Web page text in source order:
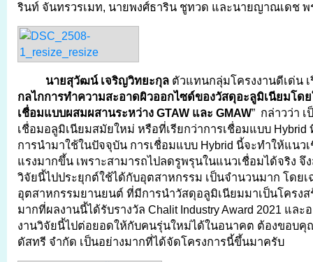
รินท์ จันทรวรเมท, นายพงศ์ธาริน ชูทวด และนายญาณเดช พ
นายสุวัฒน์ เจริญวิทยะกุล ตัวแทนกลุ่มโครงงานดีเด่น
กลไกการทำความสะอาดผิวออกไซด์ของวัสดุอะลูมิเนียมโด
เชื่อมแบบผสมผสานระหว่าง GTAW และ GMAW” กล่าวว่า
เชื่อมอลูมิเนียมสมัยใหม่ หรือที่เรียกว่าการเชื่อมแบบ Hybrid
การนำมาใช้ในปัจจุบัน การเชื่อมแบบ Hybrid นี้จะทำให้แนว
แรงมากขึ้น เพราะสามารถไปลดรูพรุนในแนวเชื่อมได้จริง จึ
วิจัยนี้ไปประยุกต์ใช้ได้กับอุตสาหกรรม เป็นจำนวนมาก โดยเ
อุตสาหกรรมยานยนต์ ที่มีการนำวัสดุอลูมิเนียมมาเป็นโครง
มากที่ผลงานนี้ได้รับรางวัล Chalit Industry Award 2021 และ
งานวิจัยนี้ไปต่อยอดให้กับคนรุ่นใหม่ได้ในอนาคต ต้องขอบ
ดัสทรี จำกัด เป็นอย่างมากที่ได้จัดโครงการนี้ขึ้นมาครับ